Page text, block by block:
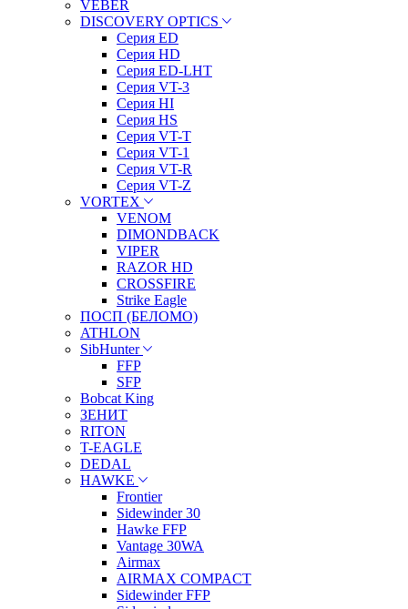
VEBER
DISCOVERY OPTICS
Серия ED
Серия HD
Серия ED-LHT
Серия VT-3
Серия HI
Серия HS
Серия VT-T
Серия VT-1
Серия VT-R
Серия VT-Z
VORTEX
VENOM
DIMONDBACK
VIPER
RAZOR HD
CROSSFIRE
Strike Eagle
ПОСП (БЕЛОМО)
ATHLON
SibHunter
FFP
SFP
Bobcat King
ЗЕНИТ
RITON
T-EAGLE
DEDAL
HAWKE
Frontier
Sidewinder 30
Hawke FFP
Vantage 30WA
Airmax
AIRMAX COMPACT
Sidewinder FFP